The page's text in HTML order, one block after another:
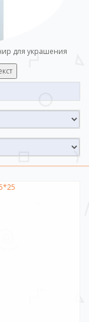
для украшения
ценам у нас.